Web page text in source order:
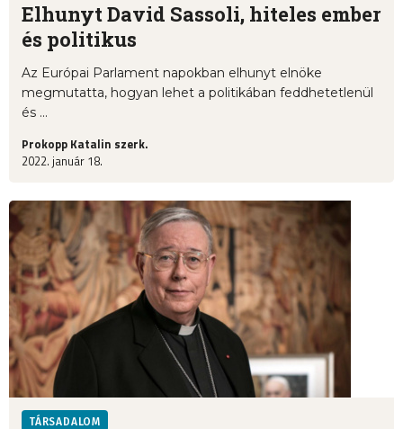
Elhunyt David Sassoli, hiteles ember
és politikus
Az Európai Parlament napokban elhunyt elnöke
megmutatta, hogyan lehet a politikában feddhetetlenül
és ...
Prokopp Katalin szerk.
2022. január 18.
TÁRSADALOM